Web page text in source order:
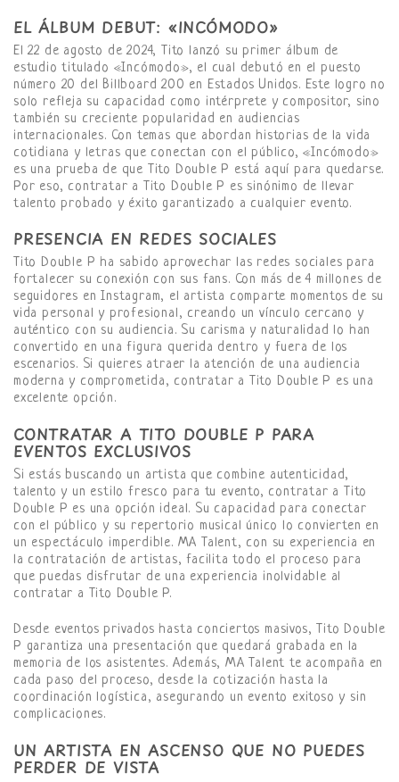
EL ÁLBUM DEBUT: «INCÓMODO»
El 22 de agosto de 2024, Tito lanzó su primer álbum de
estudio titulado «Incómodo», el cual debutó en el puesto
número 20 del Billboard 200 en Estados Unidos. Este logro no
solo refleja su capacidad como intérprete y compositor, sino
también su creciente popularidad en audiencias
internacionales. Con temas que abordan historias de la vida
cotidiana y letras que conectan con el público, «Incómodo»
es una prueba de que Tito Double P está aquí para quedarse.
Por eso, contratar a Tito Double P es sinónimo de llevar
talento probado y éxito garantizado a cualquier evento.
PRESENCIA EN REDES SOCIALES
Tito Double P ha sabido aprovechar las redes sociales para
fortalecer su conexión con sus fans. Con más de 4 millones de
seguidores en Instagram, el artista comparte momentos de su
vida personal y profesional, creando un vínculo cercano y
auténtico con su audiencia. Su carisma y naturalidad lo han
convertido en una figura querida dentro y fuera de los
escenarios. Si quieres atraer la atención de una audiencia
moderna y comprometida, contratar a Tito Double P es una
excelente opción.
CONTRATAR A TITO DOUBLE P PARA
EVENTOS EXCLUSIVOS
Si estás buscando un artista que combine autenticidad,
talento y un estilo fresco para tu evento, contratar a Tito
Double P es una opción ideal. Su capacidad para conectar
con el público y su repertorio musical único lo convierten en
un espectáculo imperdible. MA Talent, con su experiencia en
la contratación de artistas, facilita todo el proceso para
que puedas disfrutar de una experiencia inolvidable al
contratar a Tito Double P.
Desde eventos privados hasta conciertos masivos, Tito Double
P garantiza una presentación que quedará grabada en la
memoria de los asistentes. Además, MA Talent te acompaña en
cada paso del proceso, desde la cotización hasta la
coordinación logística, asegurando un evento exitoso y sin
complicaciones.
UN ARTISTA EN ASCENSO QUE NO PUEDES
PERDER DE VISTA